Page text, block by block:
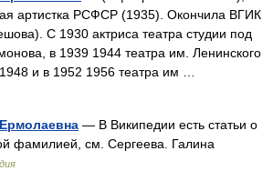
артистка РСФСР (1935). Окончила ВГИК
С 1930 актриса театра студии под
в 1939 1944 театра им. Ленинского
и в 1952 1956 театра им …
— В Википедии есть статьи о
фамилией, см. Сергеева. Галина